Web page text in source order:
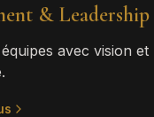
& Leadership
avec vision et